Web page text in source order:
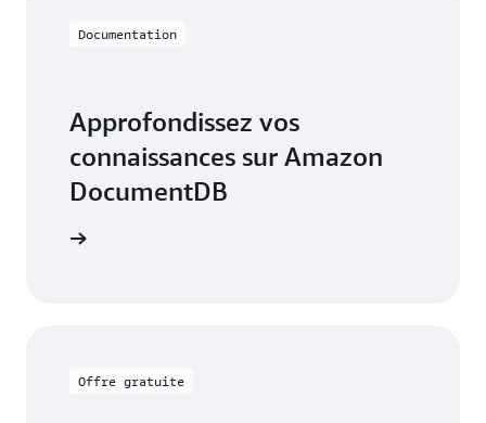
Documentation
Approfondissez vos
connaissances sur Amazon
DocumentDB
Offre gratuite